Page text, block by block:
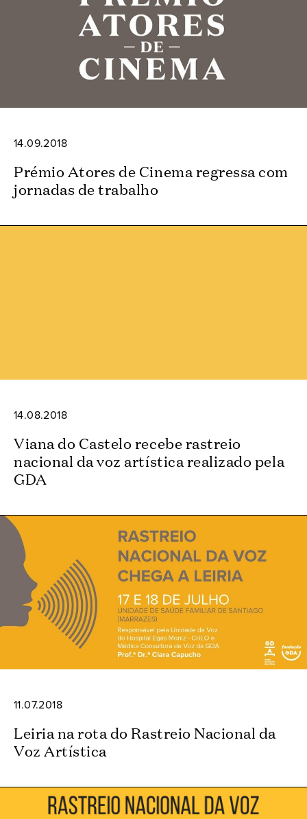
14.09.2018
Prémio Atores de Cinema regressa com
jornadas de trabalho
14.08.2018
Viana do Castelo recebe rastreio
nacional da voz artística realizado pela
GDA
11.07.2018
Leiria na rota do Rastreio Nacional da
Voz Artística